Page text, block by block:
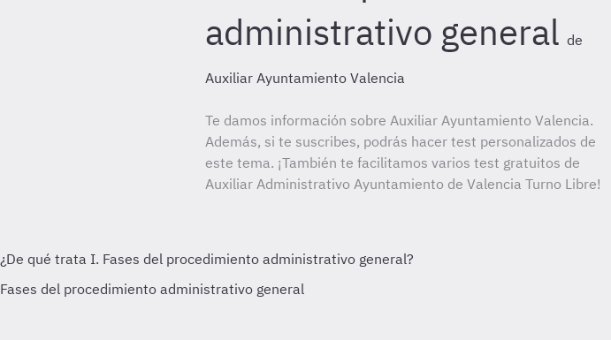
administrativo general de
Auxiliar Ayuntamiento Valencia
Te damos información sobre Auxiliar Ayuntamiento Valencia.
Además, si te suscribes, podrás hacer test personalizados de
este tema. ¡También te facilitamos varios test gratuitos de
Auxiliar Administrativo Ayuntamiento de Valencia Turno Libre!